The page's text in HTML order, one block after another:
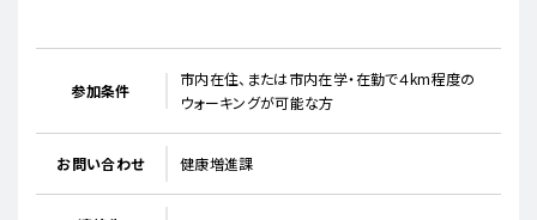
参加条件
市内在住、または市内在学・在勤で４km程度の
ウォーキングが可能な方
お問い合わせ 健康増進課